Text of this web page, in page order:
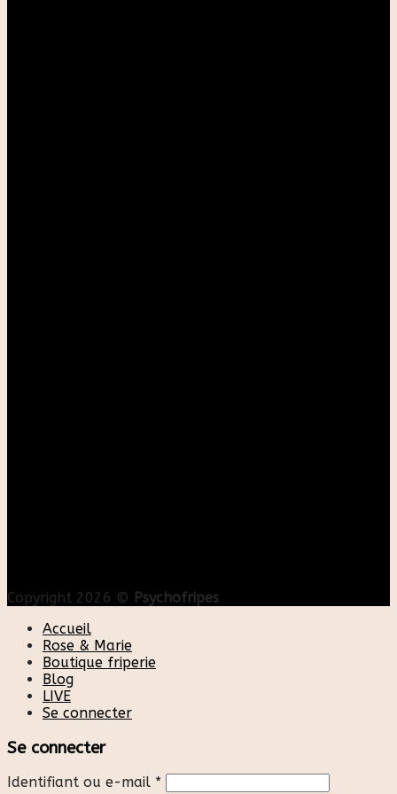
Copyright 2026 © Psychofripes
Accueil
Rose & Marie
Boutique friperie
Blog
LIVE
Se connecter
Se connecter
Identifiant ou e-mail *